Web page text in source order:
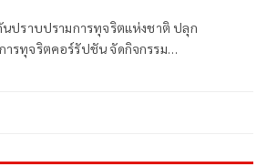
ปราบปรามการทุจริตแห่งชาติ ปลุก
รทุจริตคอร์รัปชัน จัดกิจกรรม